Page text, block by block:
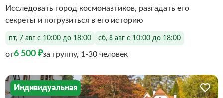
Исследовать город космонавтиков, разгадать его
секреты и погрузиться в его историю
пт, 7 авг с 10:00 до 18:00 сб, 8 авг с 10:00 до 18:00
от6 500 ₽за группу, 1-30 человек
Индивидуальная